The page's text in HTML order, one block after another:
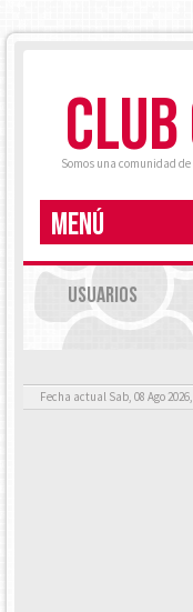
Somos una comunidad
MENÚ
USUARIOS
Fecha actual Sab, 08 Ago